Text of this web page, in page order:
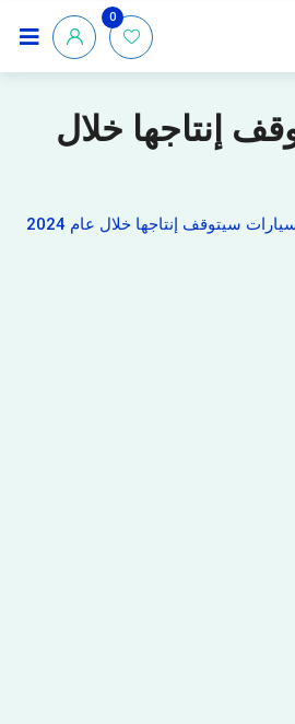
0
إنتاجها خلال
سيتوقف إنتاجها خلال عام 2024